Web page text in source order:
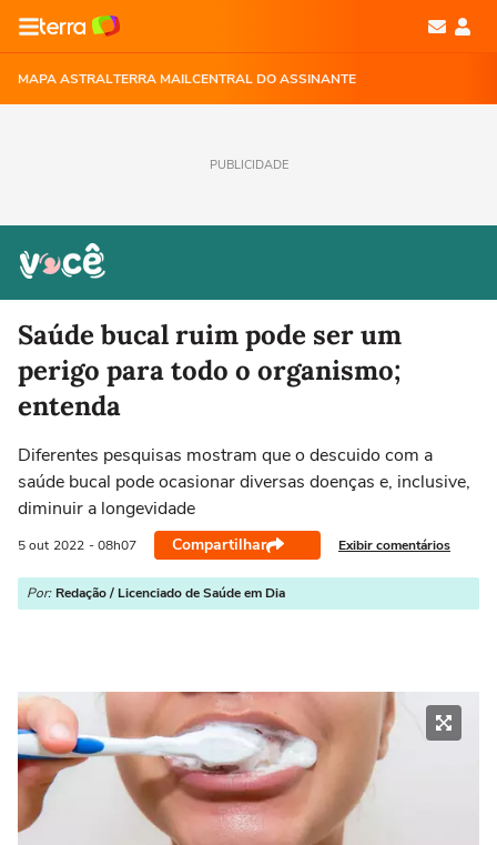
MAPA ASTRALTERRA MAILCENTRAL DO ASSINANTE
PUBLICIDADE
Saúde bucal ruim pode ser um
perigo para todo o organismo;
entenda
Diferentes pesquisas mostram que o descuido com a
saúde bucal pode ocasionar diversas doenças e, inclusive,
diminuir a longevidade
5 out 2022 - 08h07 Compartilhar Exibir comentários
Por: Redação / Licenciado de Saúde em Dia